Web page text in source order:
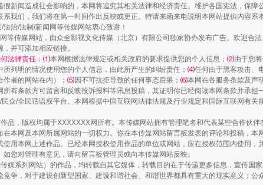
” 如何以同查同治破解风腐交织难题
新闻造成社会影响的，本网将追究其相关法律和经济责任。维护各国宪法，保
我们，我们将在第一时间作出反映或更正。特请来函来电说明本网站提供内容
治/法制/新闻网等传媒网站衷心致谢！
等传媒网站，由众全影视文化传媒（北京）有限公司独家协办发布广告。欢迎合
并可添加相应链接。
何法律责任：⑴本网根据法律规定或相关政府的要求提供您的个人信息； ⑵由于您
列明的情况使用您的个人信息，由此所产生的纠纷责任； ⑷任何由于黑客攻击、
作者的网站在内）； ⑸因不可抗拒导致的任何事态后果； ⑹本网在各服务条款及声
有条款方可留言和反映投诉报料等讯息投稿，其证明你已经阅读本网条款并承
众/全民话语权平台。本网根据中国互联网法律法规及行业规定和国际互联网有关
品，版权均属于XXXXXXX网所有。本传媒网站拥有管理笔名和代表某些合作伙
本网及本网所属网站的一切权力。你在本传媒网站留言板发表的评论和投稿，
用本网上述作品。已经本网授权使用作品的单位或网站，应在授权范围内使用，
您对管理有意见，请向留言板管理员或向本传媒网站反映。
媒系列网站）的作品，均转载自其它媒体，转载目的在于传递更多信息，宣传国
争，对于建设创新型国家、建设和谐社会、和谐世界都具有重大的现实意义；公